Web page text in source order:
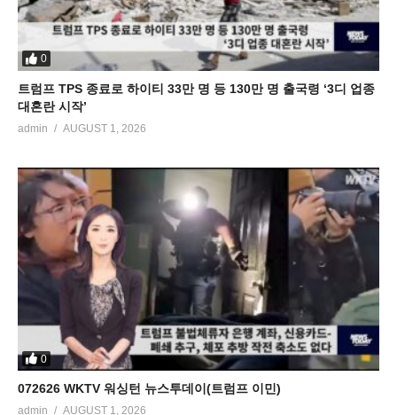
0
트럼프 TPS 종료로 하이티 33만 명 등 130만 명 출국령 ‘3디 업종
대혼란 시작’
admin AUGUST 1, 2026
0
072626 WKTV 워싱턴 뉴스투데이(트럼프 이민)
admin AUGUST 1, 2026